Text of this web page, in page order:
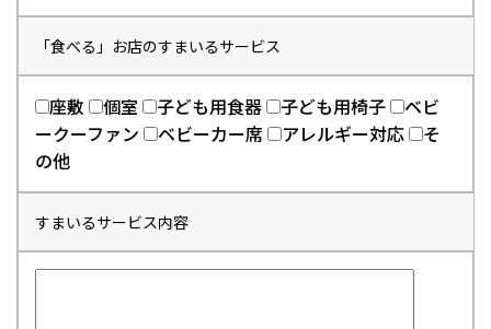
「食べる」お店のすまいるサービス
座敷 個室 子ども用食器 子ども用椅子
ベビ
ークーファン
ベビーカー席 アレルギー対応
そ
の他
すまいるサービス内容